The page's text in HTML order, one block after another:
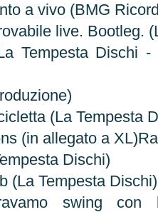
a vivo (BMG
live. Bootleg.
Tempesta Dischi
(La Tempesta
(in allegato a
Dischi)
(La Tempesta Dischi)
swing con